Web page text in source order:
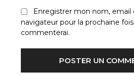
Enregistrer mon nom, email
navigateur pour la prochaine
commenterai.